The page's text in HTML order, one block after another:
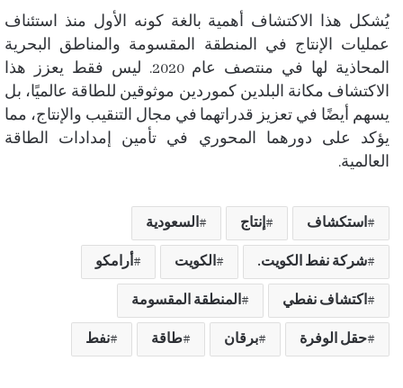
يُشكل هذا الاكتشاف أهمية بالغة كونه الأول منذ استئناف
عمليات الإنتاج في المنطقة المقسومة والمناطق البحرية
المحاذية لها في منتصف عام 2020. ليس فقط يعزز هذا
الاكتشاف مكانة البلدين كموردين موثوقين للطاقة عالميًا، بل
يسهم أيضًا في تعزيز قدراتهما في مجال التنقيب والإنتاج، مما
يؤكد على دورهما المحوري في تأمين إمدادات الطاقة
العالمية.
استكشاف إنتاج السعودية
شركة نفط الكويت. الكويت أرامكو
اكتشاف نفطي المنطقة المقسومة
حقل الوفرة برقان طاقة نفط